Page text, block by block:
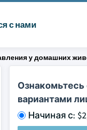
с нами
у домашних
вариантами
Начиная с: